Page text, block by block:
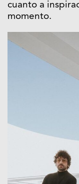
cuanto a
momento.